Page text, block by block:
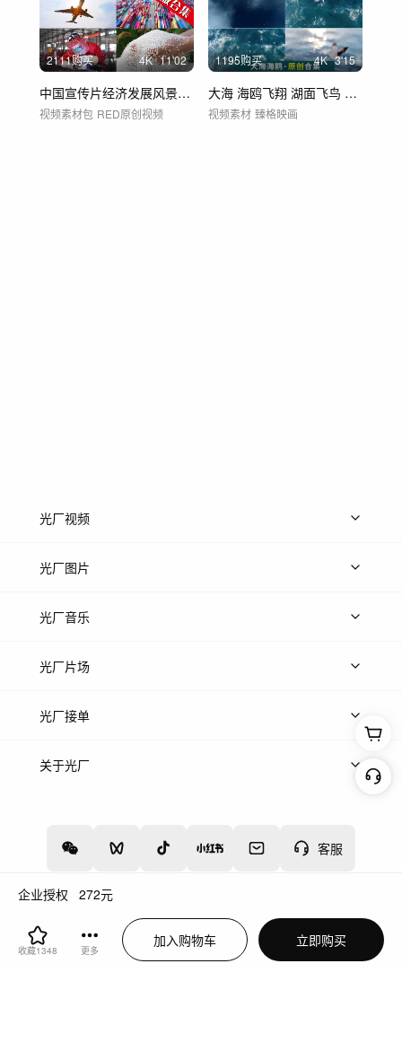
企业授权 272元
收藏1348 更多
加入购物车 立即购买
2111购买 4K 11'02
中国宣传片经济发展风景中国梦想祖国新中国
视频素材包 RED原创视频
1195购买 4K 3'15
大海 海鸥飞翔 湖面飞鸟 海 海洋
视频素材 臻格映画
客服
光厂视频
上传视频
光厂图片
上传图片
光厂音乐
热门音乐
光厂片场
上传案例
光厂接单
上架服务
关于光厂
增值电信业务经营许可证：川B2-20160192
蜀ICP备12020238号-4
川公网安备51019002000262违法和不良信息举报中心